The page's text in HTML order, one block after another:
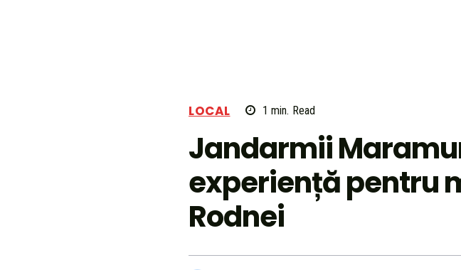
LOCAL 1 min. Read
Jandarmii
experiență pentru
Rodnei